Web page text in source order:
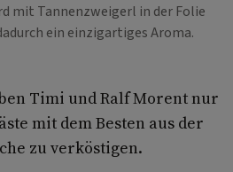
mit Tannenzweigerl in der Folie
ein einzigartiges Aroma.
Timi und Ralf Morent nur
mit dem Besten aus der
zu verköstigen.